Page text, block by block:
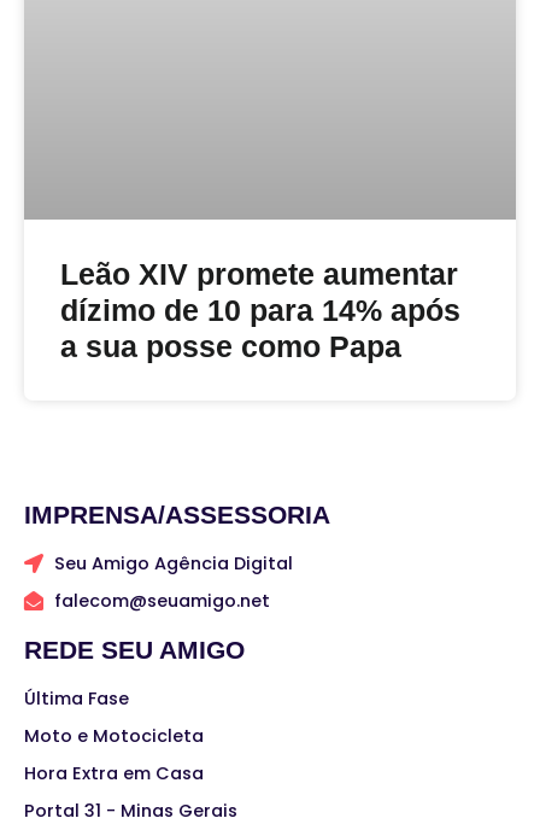
Leão XIV promete aumentar
dízimo de 10 para 14% após
a sua posse como Papa
IMPRENSA/ASSESSORIA
Seu Amigo Agência Digital
falecom@seuamigo.net
REDE SEU AMIGO
Última Fase
Moto e Motocicleta
Hora Extra em Casa
Portal 31 - Minas Gerais